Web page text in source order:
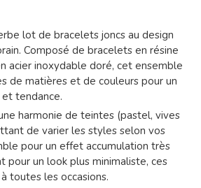
lot de bracelets joncs au design
Composé de bracelets en résine
acier inoxydable doré, cet ensemble
de matières et de couleurs pour un
tendance.
harmonie de teintes (pastel, vives
de varier les styles selon vos
pour un effet accumulation très
pour un look plus minimaliste, ces
toutes les occasions.